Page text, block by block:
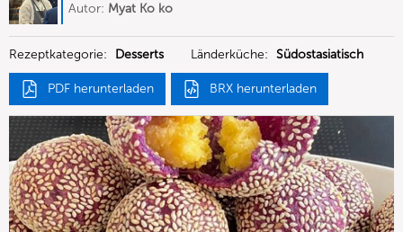
Autor: Myat Ko ko
Rezeptkategorie: Desserts Länderküche: Südostasiatisch
PDF herunterladen BRX herunterladen